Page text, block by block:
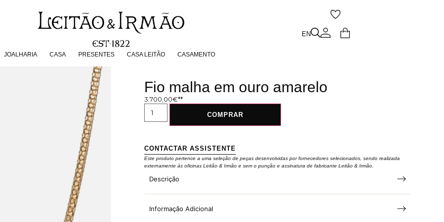
JOALHARIA CASA PRESENTES CASA LEITÃO CASAMENTO
EN
PRESENTES CASA LEITÃO
Fio malha em ouro amarelo
3.700,00€
COMPRAR
CONTACTAR ASSISTENTE
Este produto pertence a uma seleção de peças desenvolvidas por fornecedores selecionados, sendo realizada
externamente às oficinas Leitão & Irmão e sem o punção e assinatura de fabricante Leitão & Irmão.
Descrição
Informação Adicional